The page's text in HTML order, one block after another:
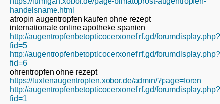
handelsname.html
atropin augentropfen kaufen ohne rezept
internationale online apotheke spanien
http://augentropfenbetopticoderxonef.rf.gd/forumdisplay.php?
fid=5
http://augentropfenbetopticoderxonef.rf.gd/forumdisplay.php?
fid=6
ohrentropfen ohne rezept
https://luxfenaugentropfen.xobor.de/admin/?page=foren
http://augentropfenbetopticoderxonef.rf.gd/forumdisplay.php?
fid=1